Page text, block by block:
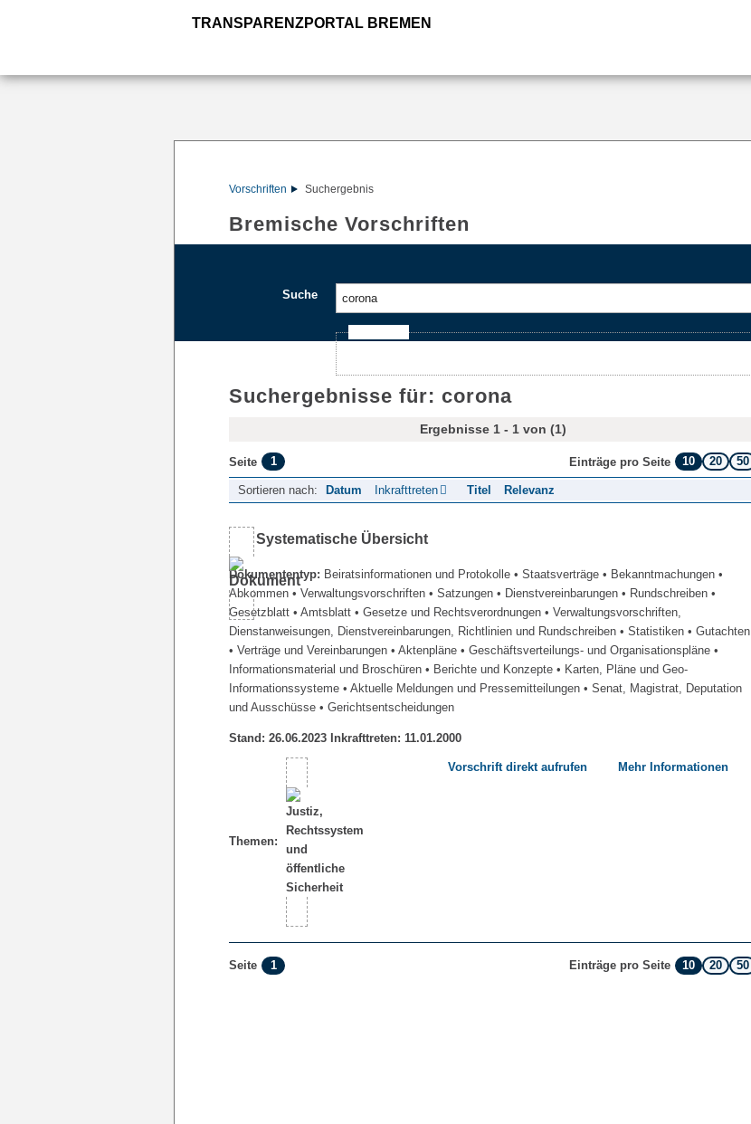
TRANSPARENZPORTAL BREMEN
Vorschriften Suchergebnis
Bremische Vorschriften
Suche
Suchergebnisse für: corona
Ergebnisse 1 - 1 von (1)
Seite 1 Einträge pro Seite 10 20 50
Sortieren nach: Datum Inkrafttreten Titel Relevanz
Systematische Übersicht
Dokumententyp: Beiratsinformationen und Protokolle • Staatsverträge • Bekanntmachungen •
Abkommen • Verwaltungsvorschriften • Satzungen • Dienstvereinbarungen • Rundschreiben •
Gesetzblatt • Amtsblatt • Gesetze und Rechtsverordnungen • Verwaltungsvorschriften,
Dienstanweisungen, Dienstvereinbarungen, Richtlinien und Rundschreiben • Statistiken • Gutachten
• Verträge und Vereinbarungen • Aktenpläne • Geschäftsverteilungs- und Organisationspläne •
Informationsmaterial und Broschüren • Berichte und Konzepte • Karten, Pläne und Geo-
Informationssysteme • Aktuelle Meldungen und Pressemitteilungen • Senat, Magistrat, Deputation
und Ausschüsse • Gerichtsentscheidungen
Stand: 26.06.2023 Inkrafttreten: 11.01.2000
Themen:
Vorschrift direkt aufrufen Mehr Informationen
Seite 1 Einträge pro Seite 10 20 50